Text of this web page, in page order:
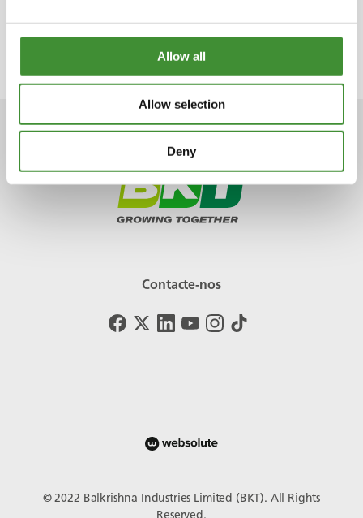
Allow all
Allow selection
Deny
A audiência televisiva da LaLiga supera os três
Contacte-nos
© 2022 Balkrishna Industries Limited (BKT). All Rights
Reserved.